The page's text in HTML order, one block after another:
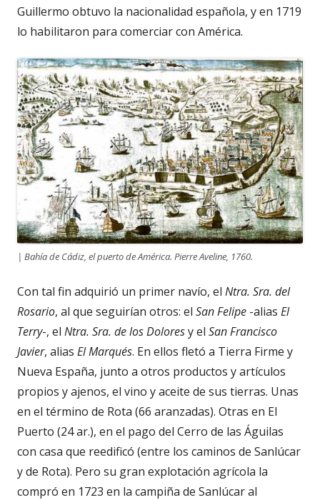
Guillermo obtuvo la nacionalidad española, y en 1719
lo habilitaron para comerciar con América.
| Bahía de Cádiz, el puerto de América. Pierre Aveline, 1760.
Con tal fin adquirió un primer navío, el Ntra. Sra. del
Rosario, al que seguirían otros: el San Felipe -alias El
Terry-, el Ntra. Sra. de los Doloresy el San Francisco
Javier, alias El Marqués. En ellos fletó a Tierra Firme y
Nueva España, junto a otros productos y artículos
propios y ajenos, el vino y aceite de sus tierras. Unas
en el término de Rota (66 aranzadas). Otras en El
Puerto (24 ar.), en el pago del Cerro de las Águilas
con casa que reedificó (entre los caminos de Sanlúcar
y de Rota). Pero su gran explotación agrícola la
compró en 1723 en la campiña de Sanlúcar al